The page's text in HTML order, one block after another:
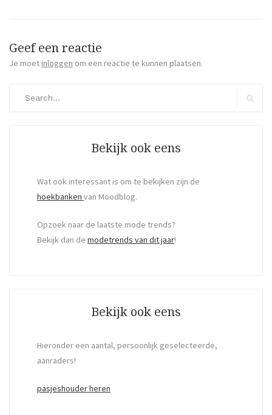
Geef een reactie
Je moet inloggen om een reactie te kunnen plaatsen.
Bekijk ook eens
Wat ook interessant is om te bekijken zijn de
hoekbanken van Moodblog.
Opzoek naar de laatste mode trends?
Bekijk dan de modetrends van dit jaar!
Bekijk ook eens
Hieronder een aantal, persoonlijk geselecteerde,
aanraders!
pasjeshouder heren